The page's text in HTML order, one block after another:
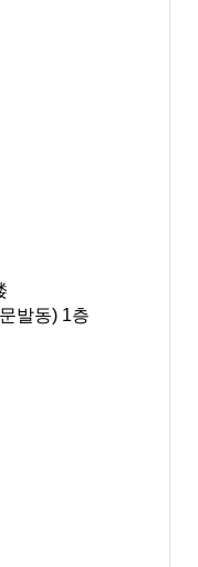
발동) 1층